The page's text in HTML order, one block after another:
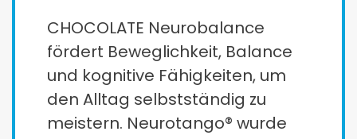
CHOCOLATE Neurobalance
fördert Beweglichkeit, Balance
und kognitive Fähigkeiten, um
den Alltag selbstständig zu
meistern. Neurotango® wurde